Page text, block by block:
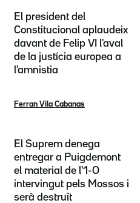
El president del
Constitucional aplaudeix
davant de Felip VI l'aval
de la justícia europea a
l'amnistia
Ferran Vila Cabanas
El Suprem denega
entregar a Puigdemont
el material de l'1-O
intervingut pels Mossos i
serà destruït